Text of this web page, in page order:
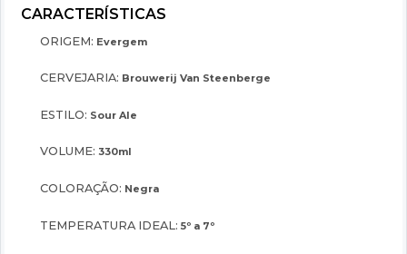
ORIGEM: Evergem
CERVEJARIA: Brouwerij Van Steenberge
ESTILO: Sour Ale
VOLUME: 330ml
COLORAÇÃO: Negra
TEMPERATURA IDEAL: 5º a 7º